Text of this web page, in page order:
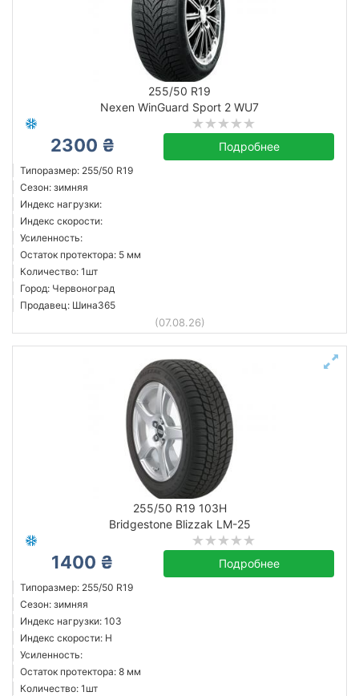
255/50 R19
Nexen WinGuard Sport 2 WU7
2300 ₴ Подробнее
Типоразмер: 255/50 R19
Сезон: зимняя
Индекс нагрузки:
Индекс скорости:
Усиленность:
Остаток протектора: 5 мм
Количество: 1шт
Город: Червоноград
Продавец: Шина365
(07.08.26)
255/50 R19 103H
Bridgestone Blizzak LM-25
1400 ₴ Подробнее
Типоразмер: 255/50 R19
Сезон: зимняя
Индекс нагрузки: 103
Индекс скорости: H
Усиленность:
Остаток протектора: 8 мм
Количество: 1шт